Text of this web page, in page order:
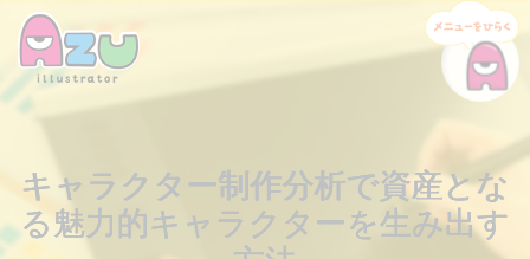
キャラクター制作分析で資産とな
る魅力的キャラクターを生み出す